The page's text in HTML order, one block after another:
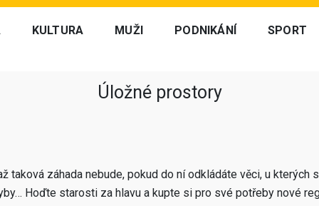
KULTURA MUŽI PODNIKÁNÍ SPORT
Úložné prostory
taková záhada nebude, pokud do ní odkládáte věci, u kterých
Hoďte starosti za hlavu a kupte si pro své potřeby nové